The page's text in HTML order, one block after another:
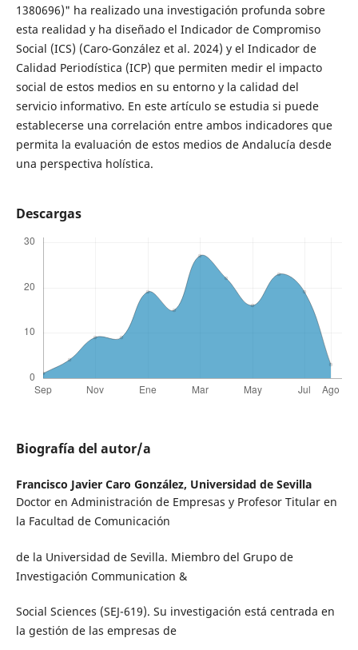
1380696)" ha realizado una investigación profunda sobre
esta realidad y ha diseñado el Indicador de Compromiso
Social (ICS) (Caro-González et al. 2024) y el Indicador de
Calidad Periodística (ICP) que permiten medir el impacto
social de estos medios en su entorno y la calidad del
servicio informativo. En este artículo se estudia si puede
establecerse una correlación entre ambos indicadores que
permita la evaluación de estos medios de Andalucía desde
una perspectiva holística.
Descargas
Biografía del autor/a
Francisco Javier Caro González, Universidad de Sevilla
Doctor en Administración de Empresas y Profesor Titular en
la Facultad de Comunicación
de la Universidad de Sevilla. Miembro del Grupo de
Investigación Communication &
Social Sciences (SEJ-619). Su investigación está centrada en
la gestión de las empresas de